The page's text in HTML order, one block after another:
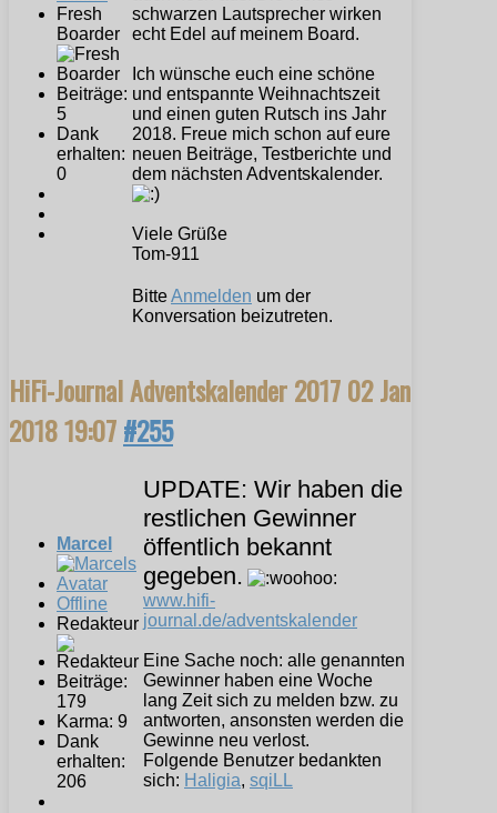
Fresh
Boarder
Beiträge:
5
Dank
erhalten:
0
schwarzen Lautsprecher wirken
echt Edel auf meinem Board.
Ich wünsche euch eine schöne
und entspannte Weihnachtszeit
und einen guten Rutsch ins Jahr
2018. Freue mich schon auf eure
neuen Beiträge, Testberichte und
dem nächsten Adventskalender.
Viele Grüße
Tom-911
BitteAnmelden um der
Konversation beizutreten.
HiFi-Journal Adventskalender 201702 Jan
2018 19:07#255
Marcel
Offline
Redakteur
Beiträge:
179
Karma: 9
Dank
erhalten:
206
UPDATE: Wir haben die
restlichen Gewinner
öffentlich bekannt
gegeben.
www.hifi-
journal.de/adventskalender
Eine Sache noch: alle genannten
Gewinner haben eine Woche
lang Zeit sich zu melden bzw. zu
antworten, ansonsten werden die
Gewinne neu verlost.
Folgende Benutzer bedankten
sich: Haligia, sqiLL